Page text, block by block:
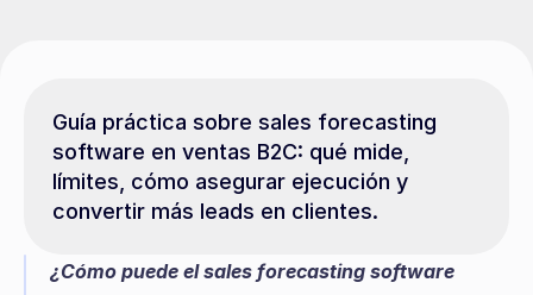
Guía práctica sobre sales forecasting
software en ventas B2C: qué mide,
límites, cómo asegurar ejecución y
convertir más leads en clientes.
¿Cómo puede el sales forecasting software